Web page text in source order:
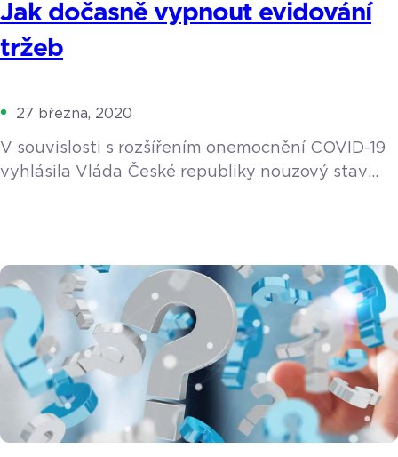
Jak dočasně vypnout evidování
tržeb
27 března, 2020
V souvislosti s rozšířením onemocnění COVID-19
vyhlásila Vláda České republiky nouzový stav
Návod s postupem Často kladené otázky
v souvislosti s vypnutím EET v pokladně Jak
ovlivní dočasné vypnutí funkce evidence tržeb
chod pokladny? Nijak. Pokladna bude fungovat
[…]